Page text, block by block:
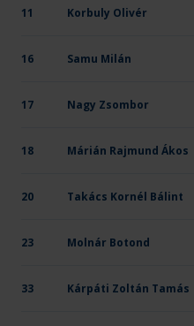
11 Korbuly Olivér
16 Samu Milán
17 Nagy Zsombor
18 Márián Rajmund Ákos
20 Takács Kornél Bálint
23 Molnár Botond
33 Kárpáti Zoltán Tamás